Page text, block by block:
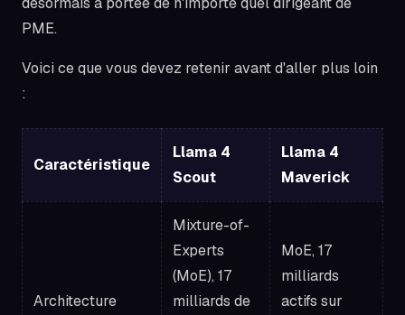
PME.
Voici ce que vous devez retenir avant d'aller plus loin
:
Caractéristique
Llama 4
Scout
Llama 4
Maverick
Architecture
Mixture-of-
Experts
(MoE), 17
milliards de
MoE, 17
milliards
actifs sur